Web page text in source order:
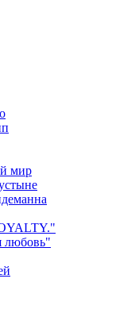
мир
любовь"